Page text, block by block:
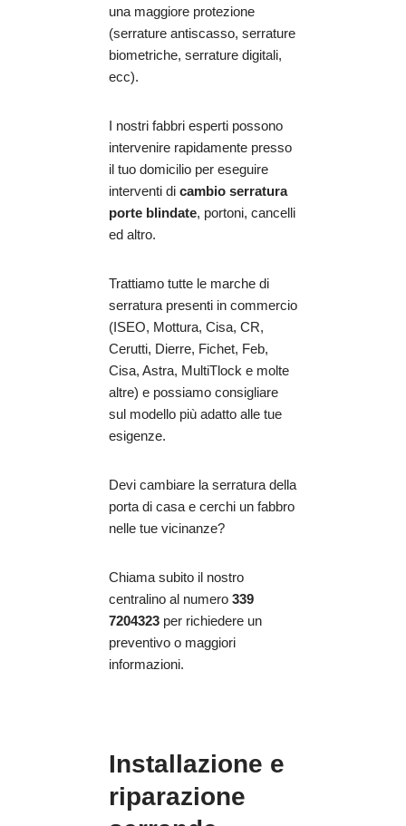
una maggiore protezione
(serrature antiscasso, serrature
biometriche, serrature digitali,
ecc).
I nostri fabbri esperti possono
intervenire rapidamente presso
il tuo domicilio per eseguire
interventi di cambio serratura
porte blindate, portoni, cancelli
ed altro.
Trattiamo tutte le marche di
serratura presenti in commercio
(ISEO, Mottura, Cisa, CR,
Cerutti, Dierre, Fichet, Feb,
Cisa, Astra, MultiTlock e molte
altre) e possiamo consigliare
sul modello più adatto alle tue
esigenze.
Devi cambiare la serratura della
porta di casa e cerchi un fabbro
nelle tue vicinanze?
Chiama subito il nostro
centralino al numero 339
7204323 per richiedere un
preventivo o maggiori
informazioni.
Installazione e
riparazione